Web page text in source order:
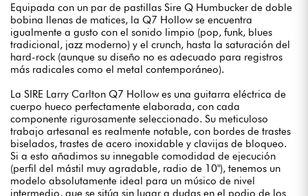
Equipada con un par de pastillas Sire Q Humbucker de doble
bobina llenas de matices, la Q7 Hollow se encuentra
igualmente a gusto con el sonido limpio (pop, funk, blues
tradicional, jazz moderno) y el crunch, hasta la saturación del
hard-rock (aunque su diseño no es adecuado para registros
más radicales como el metal contemporáneo).
La SIRE Larry Carlton Q7 Hollow es una guitarra eléctrica de
cuerpo hueco perfectamente elaborada, con cada
componente rigurosamente seleccionado. Su meticuloso
trabajo artesanal es realmente notable, con bordes de trastes
biselados, trastes de acero inoxidable y clavijas de bloqueo.
Si a esto añadimos su innegable comodidad de ejecución
(perfil del mástil muy agradable, radio de 10"), tenemos un
modelo absolutamente ideal para un músico de nivel
intermedio, que se sitúa sin lugar a dudas en el podio de los